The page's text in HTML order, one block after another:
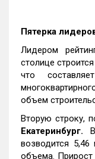
Пятерка
Лидером
столице
что
объем
Вторую строку,
Екатеринбург.
возводится
объема. Прирост